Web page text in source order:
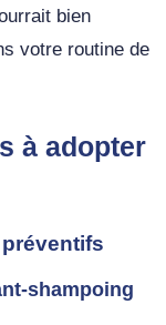
bien
votre routine de
à adopter
shampoing